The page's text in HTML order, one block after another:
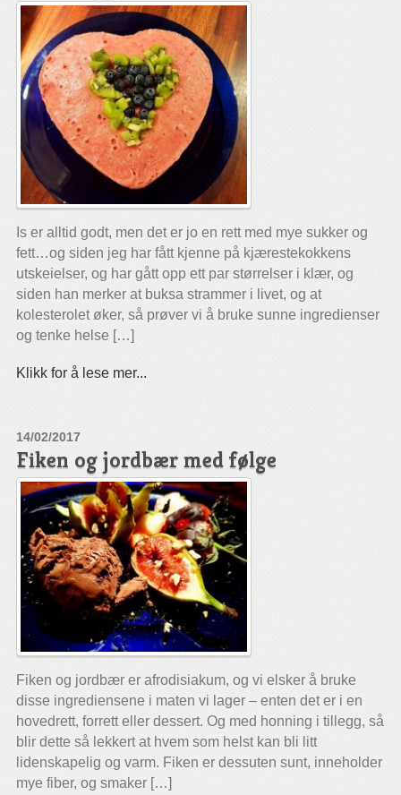
Is er alltid godt, men det er jo en rett med mye sukker og
fett…og siden jeg har fått kjenne på kjærestekokkens
utskeielser, og har gått opp ett par størrelser i klær, og
siden han merker at buksa strammer i livet, og at
kolesterolet øker, så prøver vi å bruke sunne ingredienser
og tenke helse […]
Klikk for å lese mer...
14/02/2017
Fiken og jordbær med følge
Fiken og jordbær er afrodisiakum, og vi elsker å bruke
disse ingrediensene i maten vi lager – enten det er i en
hovedrett, forrett eller dessert. Og med honning i tillegg, så
blir dette så lekkert at hvem som helst kan bli litt
lidenskapelig og varm. Fiken er dessuten sunt, inneholder
mye fiber, og smaker […]